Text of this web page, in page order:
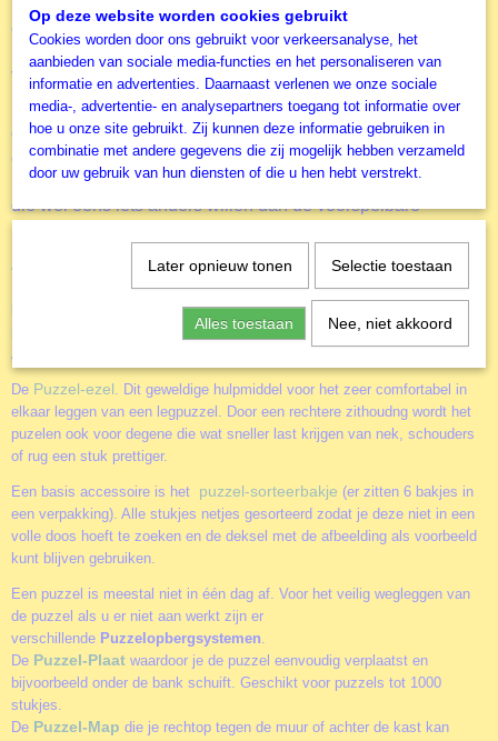
grillige, hoogwaardige afbeeldingen te voorzien! De
legpuzzels worden beschreven als nostalgisch, levendig,
vertederend, zoet, duurzaam en van fijne kwaliteit. Deze
legpuzzel Santa's Railway
is hier een goed voorbeeld van.
Cobble Hill gebruikt voor het fabriceren van de legpuzzels
de “Random Cut” methode. De willekeurig gesneden
puzzelstukjes creëren een leuke uitdaging voor puzzelaars
die wel eens iets anders willen dan de voorspelbare
Accessoires
Door het gebruik van de diverse accessoires kun je het puzzelen nog
leuker maken. Of je nu alleen of samen aan een puzzel werkt. Of je
puzzels vaker wil maken of juist aan de muur wil hangen. Mystic Falls in
Autumn
De Puzzel-ezel. Dit geweldige hulpmiddel voor het zeer comfortabel in
elkaar leggen van een legpuzzel. Door een rechtere zithoudng wordt het
puzelen ook voor degene die wat sneller last krijgen van nek, schouders
of rug een stuk prettiger.
Een basis accessoire is het puzzel-sorteerbakje (er zitten 6 bakjes in
een verpakking). Alle stukjes netjes gesorteerd zodat je deze niet in een
volle doos hoeft te zoeken en de deksel met de afbeelding als voorbeeld
kunt blijven gebruiken.
Een puzzel is meestal niet in één dag af. Voor het veilig wegleggen van
de puzzel als u er niet aan werkt zijn er
verschillende Puzzelopbergsystemen.
De Puzzel-Plaat waardoor je de puzzel eenvoudig verplaatst en
bijvoorbeeld onder de bank schuift. Geschikt voor puzzels tot 1000
stukjes.
De Puzzel-Map die je rechtop tegen de muur of achter de kast kan
Op deze website worden cookies gebruikt
Cookies worden door ons gebruikt voor verkeersanalyse, het
aanbieden van sociale media-functies en het personaliseren van
informatie en advertenties. Daarnaast verlenen we onze sociale
media-, advertentie- en analysepartners toegang tot informatie over
hoe u onze site gebruikt. Zij kunnen deze informatie gebruiken in
combinatie met andere gegevens die zij mogelijk hebben verzameld
door uw gebruik van hun diensten of die u hen hebt verstrekt.
Later opnieuw tonen Selectie toestaan
Alles toestaan Nee, niet akkoord